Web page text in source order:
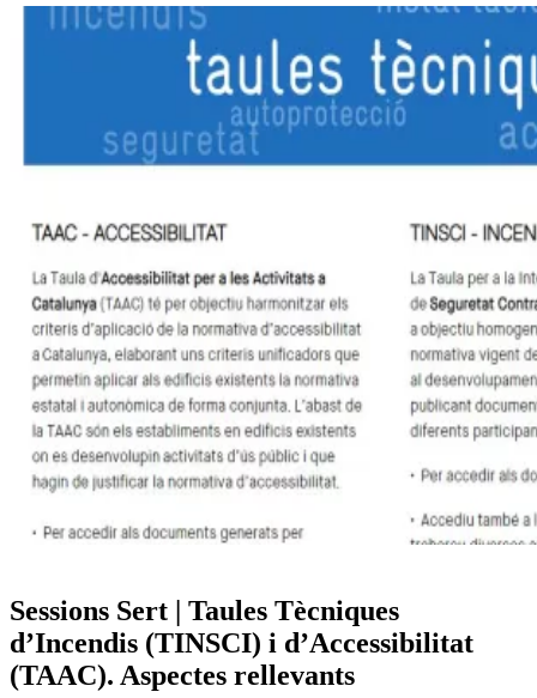
Sessions Sert | Taules Tècniques
d’Incendis (TINSCI) i d’Accessibilitat
(TAAC). Aspectes rellevants